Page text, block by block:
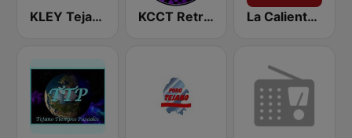
KLEY Tejano 95.7 & 103.3 KCCT Retro Tejano 104.1 FM La Caliente FM 97.1 | Nuevo Laredo